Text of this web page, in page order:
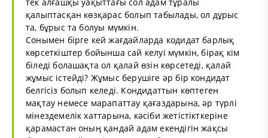
қалыптасқан көзқарас болып табылады, ол дұрыс
та, бұрыс та болуы мүмкін.
Сонымен бірге кей жағдайларда кодидат барлық
көрсеткіштер бойынша сай келуі мүмкін, бірақ кім
біледі болашақта ол қалай өзін көрсетеді, қалай
жұмыс істейді? Жұмыс берушіге әр бір кондидат
белгісіз болып келеді. Кондидаттын көптеген
мақтау немесе марапаттау қағаздарына, әр түрлі
мінездемелік хаттарына, кәсіби жетістікткеріне
қарамастан оның қандай адам екендігін жақсы